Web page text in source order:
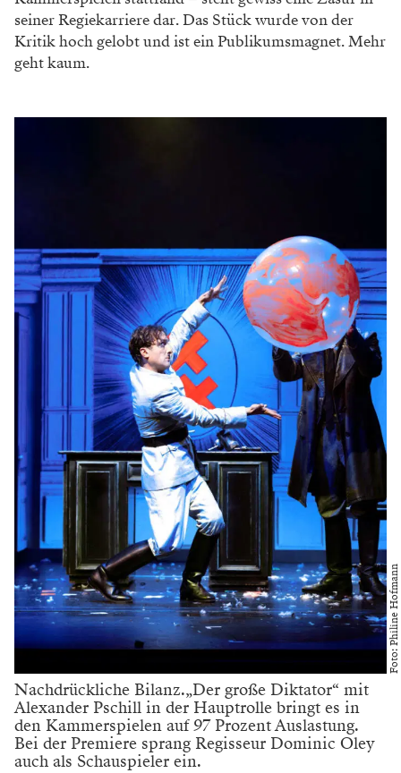
seiner Regiekarriere dar. Das Stück wurde von der
Kritik hoch gelobt und ist ein Publikumsmagnet. Mehr
geht kaum.
Foto: Philine Hofmann
Nachdrückliche Bilanz.„Der große Diktator“ mit
Alexander Pschill in der Hauptrolle bringt es in
den Kammerspielen auf 97 Prozent Auslastung.
Bei der Premiere sprang Regisseur Dominic Oley
auch als Schauspieler ein.